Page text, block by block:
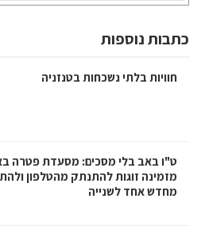
כתבות נוספות
חוויות בלתי נשכחות בטנזניה
ט"ו באב בלי מסכים: מסעדת פטרה
מזמינה זוגות להתנתק מהטלפון
מחדש אחד לשנייה